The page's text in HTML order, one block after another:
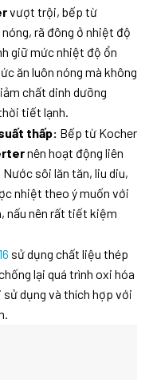
vượt trội, bếp từ
rã đông ở nhiệt độ
giữ mức nhiệt độ ổn
ăn luôn nóng mà không
chất dinh dưỡng
tiết lạnh.
thấp: Bếp từ Kocher
nên hoạt động liên
sôi lăn tăn, liu diu,
nhiệt theo ý muốn với
nấu nên rất tiết kiệm
sử dụng chất liệu thép
lại quá trình oxi hóa
dụng và thích hợp với